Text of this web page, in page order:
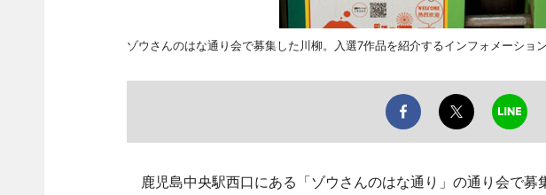
ゾウさんのはな通り会で募集した川柳。入選7作品を紹介するインフォメーション
鹿児島中央駅西口にある「ゾウさんのはな通り」の通り会で募